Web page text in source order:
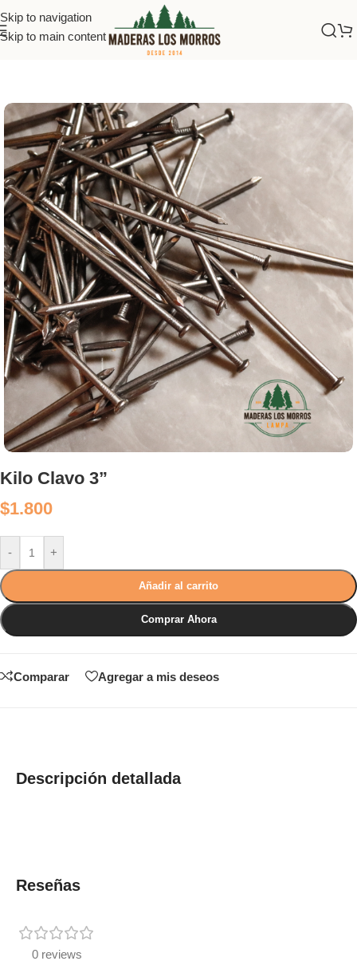
Skip to navigation
Skip to main content
Kilo Clavo 3”
$1.800
- +
Añadir al carrito
Comprar Ahora
Comparar Agregar a mis deseos
Descripción detallada
Reseñas
0 reviews